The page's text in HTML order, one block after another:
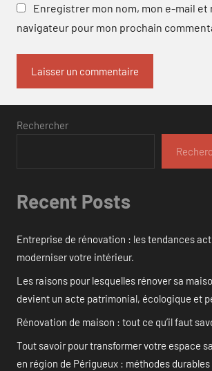
Enregistrer mon nom, mon e-mail et
navigateur pour mon prochain
Rechercher
Recent Posts
Entreprise de rénovation : les tendances
moderniser votre intérieur.
Les raisons pour lesquelles rénover sa
devient un acte patrimonial, écologique et
Rénovation de maison : tout ce qu’il faut
Tout savoir pour transformer votre espace
en région de Périgueux : méthodes durables